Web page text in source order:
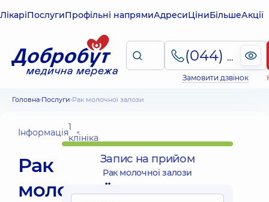
ЛікаріПослугиПрофільні напрямиАдресиЦіниБільшеАкції
(044) 495-2-888
Замовити дзвінок
Головна Послуги Рак молочної залози
Інформація1
клініка
Рак
молочної
Запис на прийом
Рак молочної залози